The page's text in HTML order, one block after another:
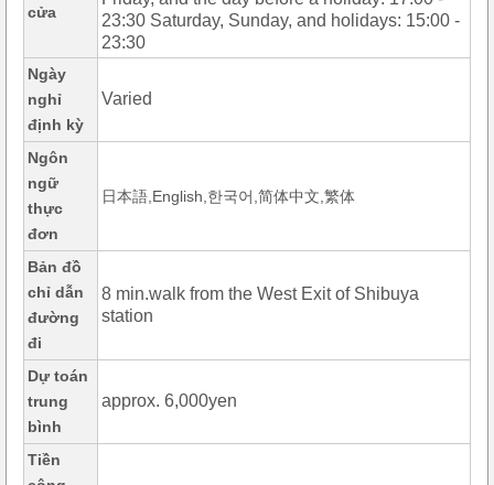
cửa
23:30 Saturday, Sunday, and holidays: 15:00 -
23:30
Ngày
nghỉ
định kỳ
Varied
Ngôn
ngữ
thực
đơn
日本語,English,한국어,简体中文,繁体
Bản đồ
chỉ dẫn
đường
đi
8 min.walk from the West Exit of Shibuya
station
Dự toán
trung
bình
approx. 6,000yen
Tiền